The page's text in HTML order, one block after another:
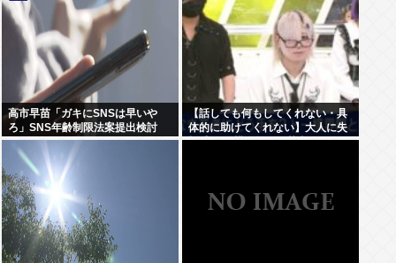
高市早苗「ガキにSNSは早いや
ろ」SNS年齢制限法案提出検討
【話しても何もしてくれない・具
体的に助けてくれない】大人に失
望感 トー横に集まる若者